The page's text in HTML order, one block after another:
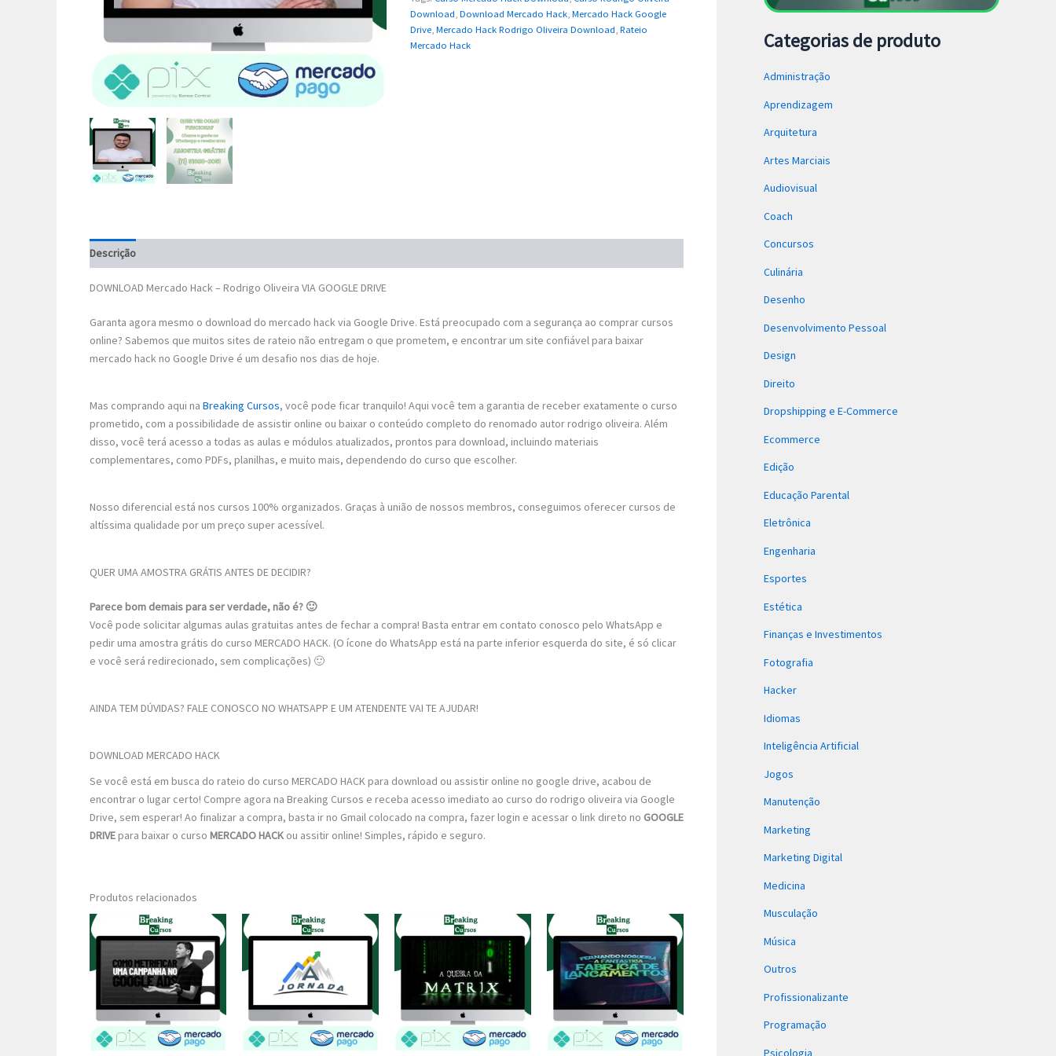
Download,Download Mercado Hack,Mercado Hack Google
Drive,Mercado Hack Rodrigo Oliveira Download,Rateio
Mercado Hack
Descrição
DOWNLOAD Mercado Hack – Rodrigo Oliveira VIA GOOGLE DRIVE
Garanta agora mesmo o download do mercado hack via Google Drive. Está preocupado com a segurança ao comprar cursos
online? Sabemos que muitos sites de rateio não entregam o que prometem, e encontrar um site confiável para baixar
mercado hack no Google Drive é um desafio nos dias de hoje.
Mas comprando aqui na Breaking Cursos, você pode ficar tranquilo! Aqui você tem a garantia de receber exatamente o curso
prometido, com a possibilidade de assistir online ou baixar o conteúdo completo do renomado autor rodrigo oliveira. Além
disso, você terá acesso a todas as aulas e módulos atualizados, prontos para download, incluindo materiais
complementares, como PDFs, planilhas, e muito mais, dependendo do curso que escolher.
Nosso diferencial está nos cursos 100% organizados. Graças à união de nossos membros, conseguimos oferecer cursos de
altíssima qualidade por um preço super acessível.
QUER UMA AMOSTRA GRÁTIS ANTES DE DECIDIR?
Parece bom demais para ser verdade, não é? 🙂
Você pode solicitar algumas aulas gratuitas antes de fechar a compra! Basta entrar em contato conosco pelo WhatsApp e
pedir uma amostra grátis do curso MERCADO HACK. (O ícone do WhatsApp está na parte inferior esquerda do site, é só clicar
e você será redirecionado, sem complicações) 🙂
AINDA TEM DÚVIDAS? FALE CONOSCO NO WHATSAPP E UM ATENDENTE VAI TE AJUDAR!
DOWNLOAD MERCADO HACK
Se você está em busca do rateio do curso MERCADO HACK para download ou assistir online no google drive, acabou de
encontrar o lugar certo! Compre agora na Breaking Cursos e receba acesso imediato ao curso do rodrigo oliveira via Google
Drive, sem esperar! Ao finalizar a compra, basta ir no Gmail colocado na compra, fazer login e acessar o link direto no GOOGLE
DRIVEpara baixar o curso MERCADO HACK ou assitir online! Simples, rápido e seguro.
Produtos relacionados
Categorias de produto
Administração
Aprendizagem
Arquitetura
Artes Marciais
Audiovisual
Coach
Concursos
Culinária
Desenho
Desenvolvimento Pessoal
Design
Direito
Dropshipping e E-Commerce
Ecommerce
Edição
Educação Parental
Eletrônica
Engenharia
Esportes
Estética
Finanças e Investimentos
Fotografia
Hacker
Idiomas
Inteligência Artificial
Jogos
Manutenção
Marketing
Marketing Digital
Medicina
Musculação
Música
Outros
Profissionalizante
Programação
Psicologia